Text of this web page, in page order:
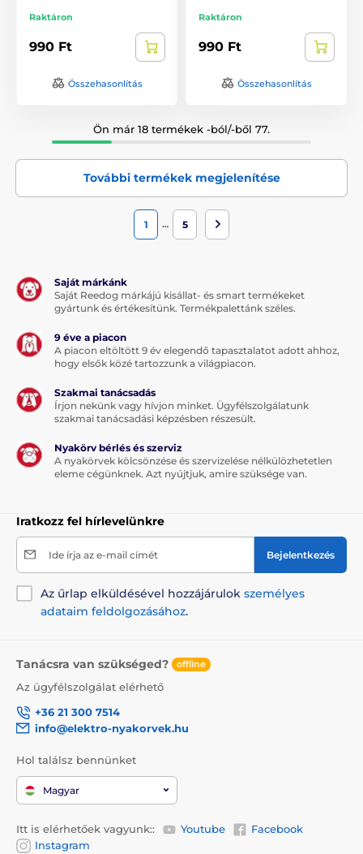
Raktáron
990 Ft
Összehasonlítás
Raktáron
990 Ft
Összehasonlítás
Ön már 18 termékek -ból/-ből 77.
További termékek megjelenítése
1 … 5
Saját márkánk
Saját Reedog márkájú kisállat- és smart termékeket
gyártunk és értékesítünk. Termékpalettánk széles.
9 éve a piacon
A piacon eltöltött 9 év elegendő tapasztalatot adott ahhoz,
hogy elsők közé tartozzunk a világpiacon.
Szakmai tanácsadás
Írjon nekünk vagy hívjon minket. Ügyfélszolgálatunk
szakmai tanácsadási képzésben részesült.
Nyakörv bérlés és szerviz
A nyakörvek kölcsönzése és szervizelése nélkülözhetetlen
eleme cégünknek. Azt nyújtjuk, amire szüksége van.
Iratkozz fel hírlevelünkre
Ide írja az e-mail címét Bejelentkezés
Az űrlap elküldésével hozzájárulok személyes
adataim feldolgozásához.
Tanácsra van szükséged? offline
Az ügyfélszolgálat elérhető
+36 21 300 7514
info@elektro-nyakorvek.hu
Hol találsz bennünket
Magyar
Itt is elérhetőek vagyunk:: Youtube
Facebook
Instagram